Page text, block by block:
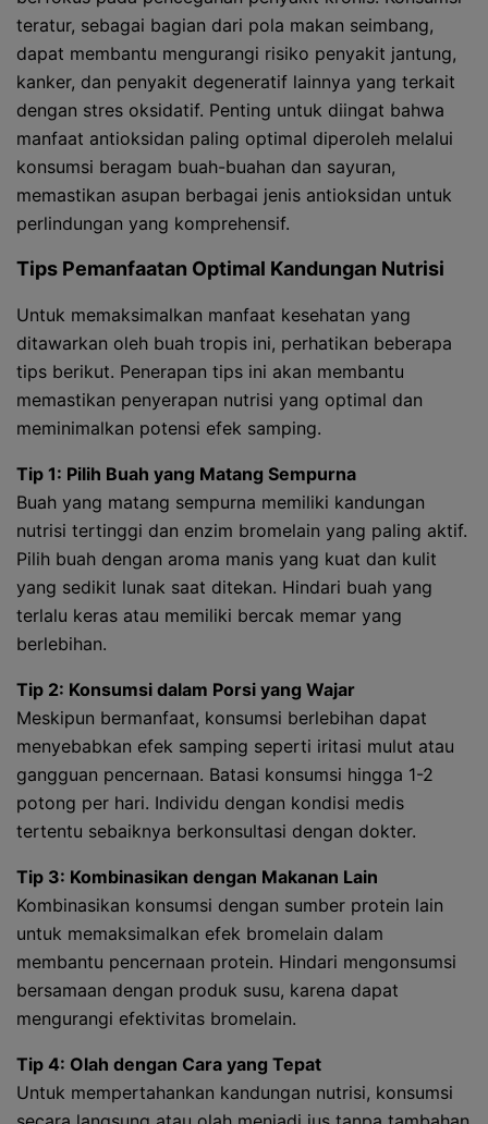
teratur, sebagai bagian dari pola makan seimbang,
dapat membantu mengurangi risiko penyakit jantung,
kanker, dan penyakit degeneratif lainnya yang terkait
dengan stres oksidatif. Penting untuk diingat bahwa
manfaat antioksidan paling optimal diperoleh melalui
konsumsi beragam buah-buahan dan sayuran,
memastikan asupan berbagai jenis antioksidan untuk
perlindungan yang komprehensif.
Tips Pemanfaatan Optimal Kandungan Nutrisi
Untuk memaksimalkan manfaat kesehatan yang
ditawarkan oleh buah tropis ini, perhatikan beberapa
tips berikut. Penerapan tips ini akan membantu
memastikan penyerapan nutrisi yang optimal dan
meminimalkan potensi efek samping.
Tip 1: Pilih Buah yang Matang Sempurna
Buah yang matang sempurna memiliki kandungan
nutrisi tertinggi dan enzim bromelain yang paling aktif.
Pilih buah dengan aroma manis yang kuat dan kulit
yang sedikit lunak saat ditekan. Hindari buah yang
terlalu keras atau memiliki bercak memar yang
berlebihan.
Tip 2: Konsumsi dalam Porsi yang Wajar
Meskipun bermanfaat, konsumsi berlebihan dapat
menyebabkan efek samping seperti iritasi mulut atau
gangguan pencernaan. Batasi konsumsi hingga 1-2
potong per hari. Individu dengan kondisi medis
tertentu sebaiknya berkonsultasi dengan dokter.
Tip 3: Kombinasikan dengan Makanan Lain
Kombinasikan konsumsi dengan sumber protein lain
untuk memaksimalkan efek bromelain dalam
membantu pencernaan protein. Hindari mengonsumsi
bersamaan dengan produk susu, karena dapat
mengurangi efektivitas bromelain.
Tip 4: Olah dengan Cara yang Tepat
Untuk mempertahankan kandungan nutrisi, konsumsi